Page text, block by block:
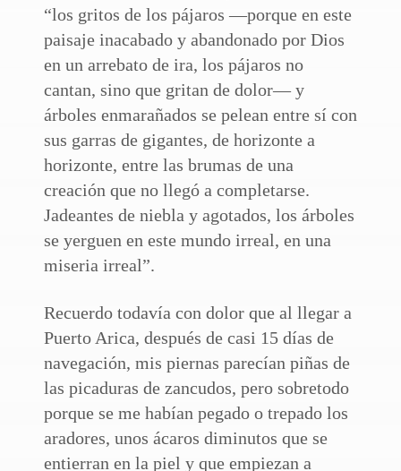
“los gritos de los pájaros —porque en este
paisaje inacabado y abandonado por Dios
en un arrebato de ira, los pájaros no
cantan, sino que gritan de dolor— y
árboles enmarañados se pelean entre sí con
sus garras de gigantes, de horizonte a
horizonte, entre las brumas de una
creación que no llegó a completarse.
Jadeantes de niebla y agotados, los árboles
se yerguen en este mundo irreal, en una
miseria irreal”.
Recuerdo todavía con dolor que al llegar a
Puerto Arica, después de casi 15 días de
navegación, mis piernas parecían piñas de
las picaduras de zancudos, pero sobretodo
porque se me habían pegado o trepado los
aradores, unos ácaros diminutos que se
entierran en la piel y que empiezan a